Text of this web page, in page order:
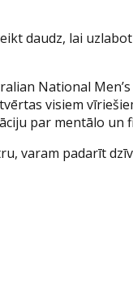
daudz, lai
National
visiem
par mentālo un
varam padarīt